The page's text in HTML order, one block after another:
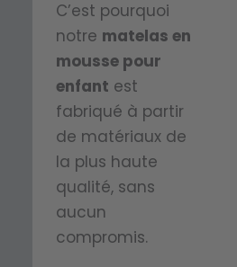
recher
chent
le
confort
et la
simplici
té sans
compr
Spécial
ement
conçu
pour
les
peaux
sensibl
es, les
person
C’est pourquoi
notre matelas en
mousse pour
enfant est
fabriqué à partir
de matériaux de
la plus haute
qualité, sans
aucun
compromis.